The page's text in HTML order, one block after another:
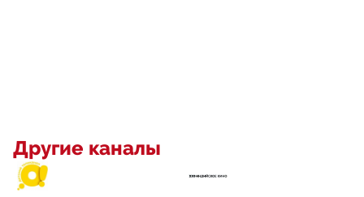
Другие каналы